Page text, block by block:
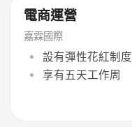
電商運營
嘉霖國際
設有彈性花紅制度
享有五天工作周